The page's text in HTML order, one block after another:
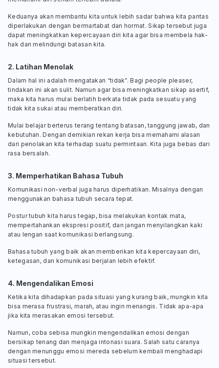
Keduanya akan membantu kita untuk lebih sadar bahwa kita pantas
diperlakukan dengan bermartabat dan hormat. Sikap tersebut juga
dapat meningkatkan kepercayaan diri kita agar bisa membela hak-
hak dan melindungi batasan kita.
2. Latihan Menolak
Dalam hal ini adalah mengatakan “tidak”. Bagi people pleaser,
tindakan ini akan sulit. Namun agar bisa meningkatkan sikap asertif,
maka kita harus mulai berlatih berkata tidak pada sesuatu yang
tidak kita sukai atau memberatkan diri.
Mulai belajar berterus terang tentang batasan, tanggung jawab, dan
kebutuhan. Dengan demikian rekan kerja bisa memahami alasan
dari penolakan kita terhadap suatu permintaan. Kita juga bebas dari
rasa bersalah.
3. Memperhatikan Bahasa Tubuh
Komunikasi non-verbal juga harus diperhatikan. Misalnya dengan
menggunakan bahasa tubuh secara tepat.
Postur tubuh kita harus tegap, bisa melakukan kontak mata,
mempertahankan ekspresi positif, dan jangan menyilangkan kaki
atau lengan saat komunikasi berlangsung.
Bahasa tubuh yang baik akan memberikan kita kepercayaan diri,
ketegasan, dan komunikasi berjalan lebih efektif.
4. Mengendalikan Emosi
Ketika kita dihadapkan pada situasi yang kurang baik, mungkin kita
bisa merasa frustrasi, marah, atau ingin menangis. Tidak apa-apa
jika kita merasakan emosi tersebut.
Namun, coba sebisa mungkin mengendalikan emosi dengan
bersikap tenang dan menjaga intonasi suara. Salah satu caranya
dengan menunggu emosi mereda sebelum kembali menghadapi
situasi tersebut.